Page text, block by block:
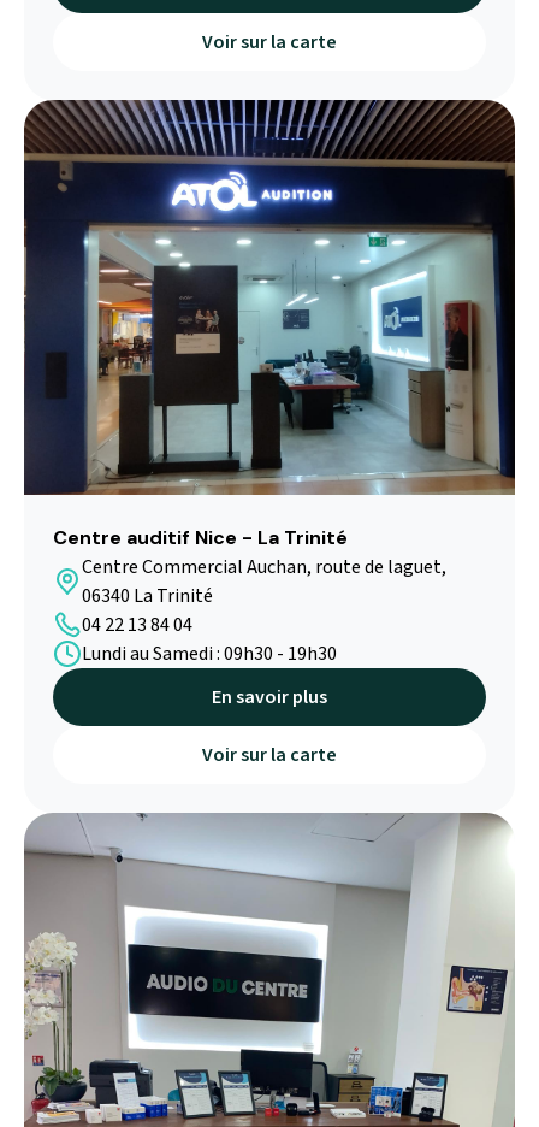
Voir sur la carte
Centre auditif Nice - La Trinité
Centre Commercial Auchan, route de laguet,
06340 La Trinité
04 22 13 84 04
Lundi au Samedi : 09h30 - 19h30
En savoir plus
Voir sur la carte